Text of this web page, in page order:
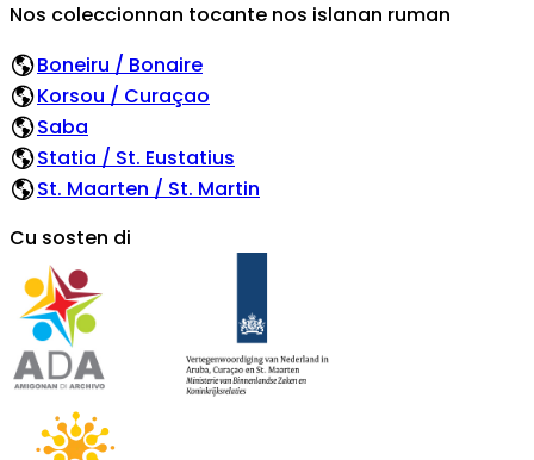
Nos coleccionnan tocante nos islanan ruman
Boneiru / Bonaire
Korsou / Curaçao
Saba
Statia / St. Eustatius
St. Maarten / St. Martin
Cu sosten di